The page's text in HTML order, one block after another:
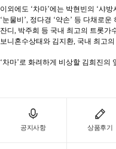
이외에도 ‘차마’에는 박현빈의 ‘샤방
‘눈물비’, 정다경 ‘약손’ 등 다채로
잔디, 박주희 등 국내 최고의 트롯가
보니혼수상태와 김지환, 국내 최고
‘차마’로 화려하게 비상할 김희진의
공지사항 상품후기